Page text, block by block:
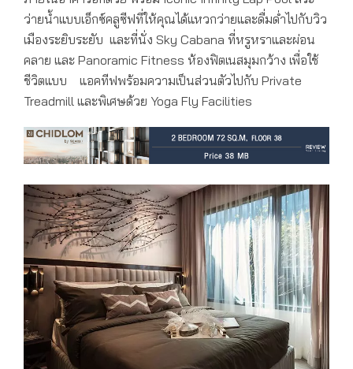
ว่ายน้ำแบบเอ็กซ์คลูซีฟที่ให้คุณได้แหวกว่ายและดื่มด่ำไปกับวิว
เมืองระยิบระยับ และที่นั่ง Sky Cabana ที่หรูหราและผ่อน
คลาย และ Panoramic Fitness ห้องฟิตเนสมุมกว้าง เพื่อใช้
ชีวิตแบบ แอคทีฟพร้อมความเป็นส่วนตัวไปกับ Private
Treadmill และพิเศษด้วย Yoga Fly Facilities